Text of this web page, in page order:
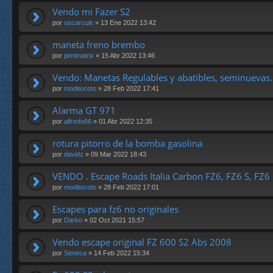
Vendo mi Fazer S2
por oscarcule » 13 Ene 2022 13:42
maneta freno brembo
por pimimatrix » 15 Abr 2022 13:46
Vendo: Manetas Regulables y abatibles, seminuevas.
por moditocoto » 28 Feb 2022 17:41
Alarma GT 971
por alfredo66 » 01 Abr 2022 12:35
rotura pitorro de la bomba gasolina
por davidz » 09 Mar 2022 18:43
VENDO . Escape Roads Italia Carbon FZ6, FZ6 S, FZ6
por moditocoto » 28 Feb 2022 17:01
Escapes para fz6 no originales
por Darko » 02 Oct 2021 15:57
Vendo escape original FZ 600 S2 Abs 2008
por Seneca » 14 Feb 2022 15:34